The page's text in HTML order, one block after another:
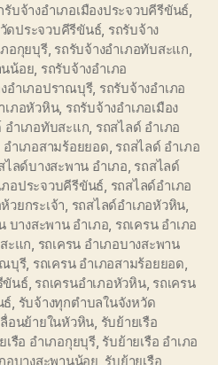
รับจ้างอำเภอเมืองประจวบคีรีขันธ์
ดประจวบคีรีขันธ์, รถรับจ้าง
ภอกุยบุรี, รถรับจ้างอำเภอทับสะแก
นน้อย รถรับจ้างอำเภอ
อำเภอปราณบุรี, รถรับจ้างอำเภอ
เภอหัวหิน, รถรับจ้างอำเภอเมือง
อำเภอทับสะแก รถสไลด์ อำเภอ
อำเภอสามร้อยยอด รถสไลด์ อำเภอ
ไลด์บางสะพาน อำเภอ รถสไลด์
ภอประจวบคีรีขันธ์ รถสไลด์อำเภอ
วยกระเจ้า รถสไลด์อำเภอหัวหิน
บางสะพาน อำเภอ รถเครน อำเภอ
ะแก รถเครน อำเภอบางสะพาน
ณบุรี, รถเครน อำเภอสามร้อยยอด
ขันธ์, รถเครนอำเภอหัวหิน, รถเครน
ธ์ รับจ้างทุกตำบลในจังหวัด
อนย้ายในหัวหิน รับย้ายเรือ
เรือ อำเภอกุยบุรี, รับย้ายเรือ อำเภอ
อบางสะพานน้อย รับย้ายเรือ